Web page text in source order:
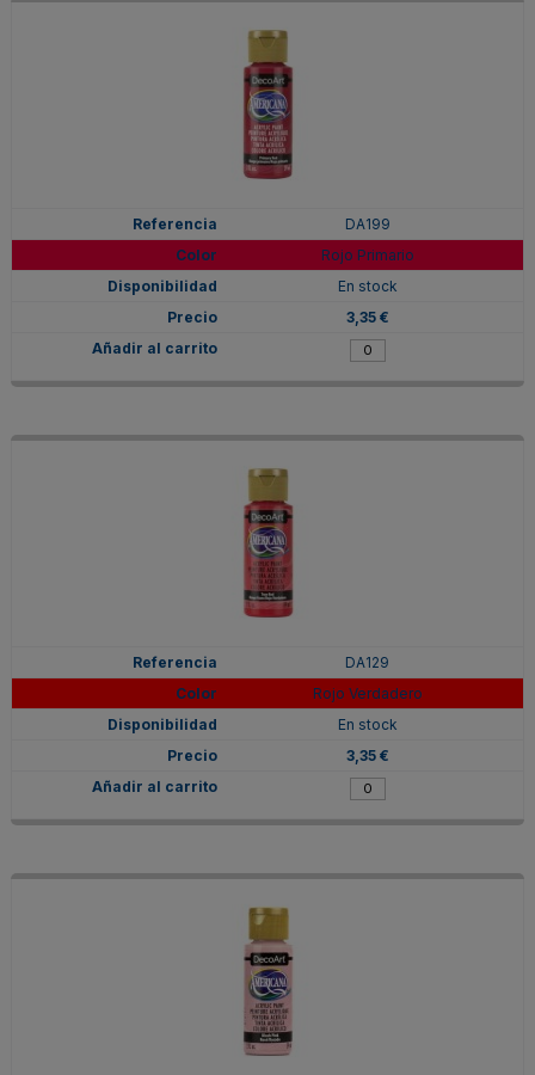
DA199
Rojo Primario
En stock
3,35 €
DA129
Rojo Verdadero
En stock
3,35 €